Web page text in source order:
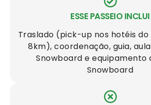
ESSE PASSEIO INCLUI
Traslado (pick-up nos hotéis
8km), coordenação, guia,
Snowboard e equipamento
Snowboard